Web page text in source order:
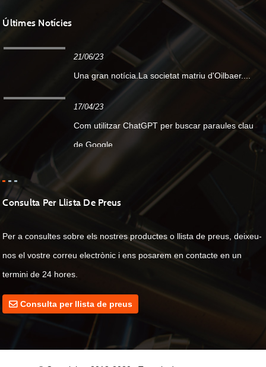
Últimes Notícies
21/06/23
Una gran notícia.La societat matriu d'Oilbaer....
17/04/23
Com utilitzar ChatGPT per buscar paraules clau
de Google...
Consulta Per Llista De Preus
Per a consultes sobre els nostres productes o llista de preus, deixeu-
nos el vostre correu electrònic i ens posarem en contacte en un
termini de 24 hores.
Consulta per llista de preus